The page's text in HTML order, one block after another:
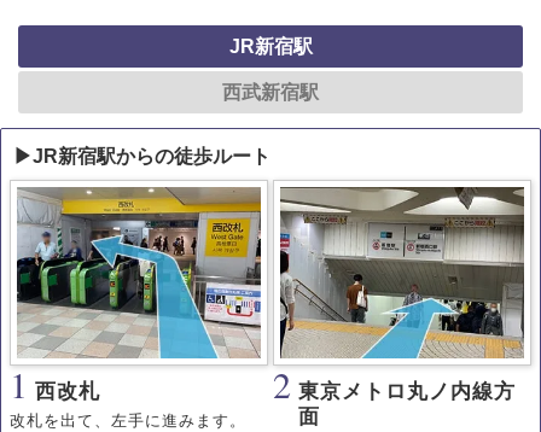
JR新宿駅
西武新宿駅
▶JR新宿駅からの徒歩ルート
1 西改札
改札を出て、左手に進みます。
2 東京メトロ丸ノ内線方
面